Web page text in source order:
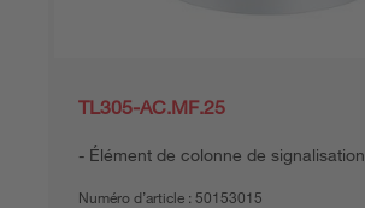
TL305-AC.MF.25
Élément de colonne de signalisation
Numéro d’article : 50153015